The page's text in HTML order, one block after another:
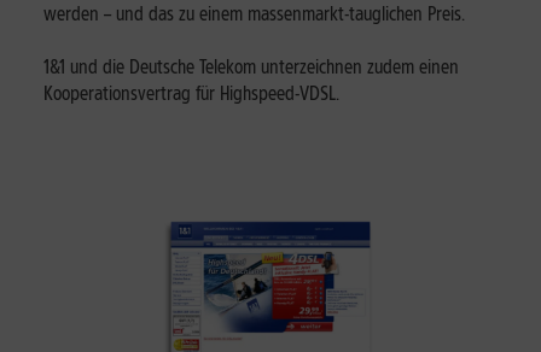
werden – und das zu einem massenmarkt-tauglichen Preis.
1&1 und die Deutsche Telekom unterzeichnen zudem einen
Kooperationsvertrag für Highspeed-VDSL.